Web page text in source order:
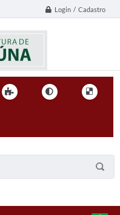
Login / Cadastro